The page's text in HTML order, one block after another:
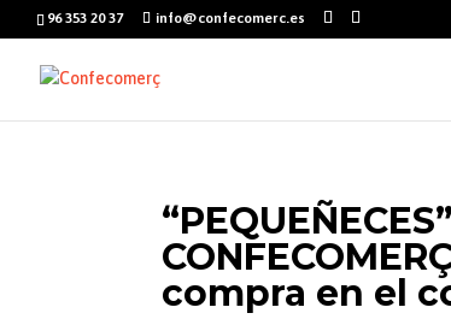
96 353 20 37 info@confecomerc.es
compra en el